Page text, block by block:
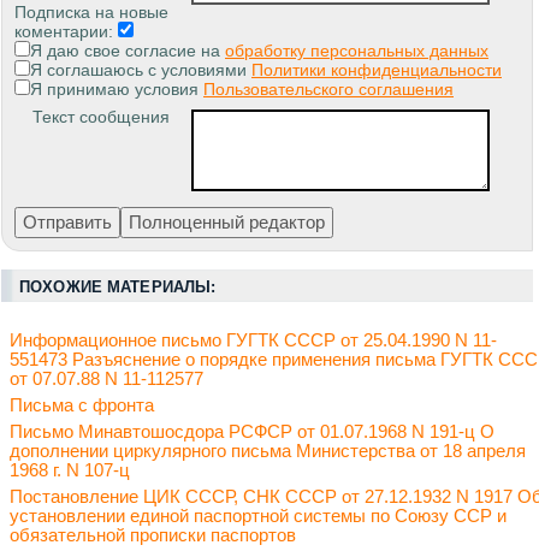
Подписка на новые
коментарии:
Я даю свое согласие на обработку персональных данных
Я соглашаюсь с условиями Политики конфиденциальности
Я принимаю условия Пользовательского соглашения
Текст сообщения
ПОХОЖИЕ МАТЕРИАЛЫ:
Информационное письмо ГУГТК СССР от 25.04.1990 N 11-
551473 Разъяснение о порядке применения письма ГУГТК
от 07.07.88 N 11-112577
Письма с фронта
Письмо Минавтошосдора РСФСР от 01.07.1968 N 191-ц О
дополнении циркулярного письма Министерства от 18 апреля
1968 г. N 107-ц
Постановление ЦИК СССР, СНК СССР от 27.12.1932 N 1917
установлении единой паспортной системы по Союзу ССР и
обязательной прописки паспортов